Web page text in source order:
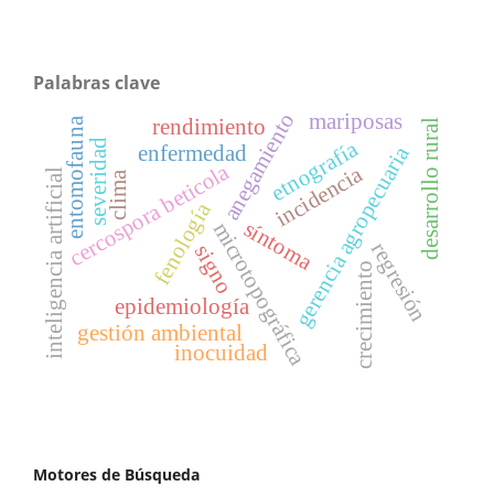
Palabras clave
microtopográfica
anegamiento
fenología
epidemiología
cercospora beticola
severidad gerencia agropecuaria
inteligencia artificial signosíntoma
incidencia
enfermedad
regresión
clima
crecimiento
rendimiento
entomofauna mariposas desarrollo rural
gestión ambiental
inocuidad
etnografía
Motores de Búsqueda